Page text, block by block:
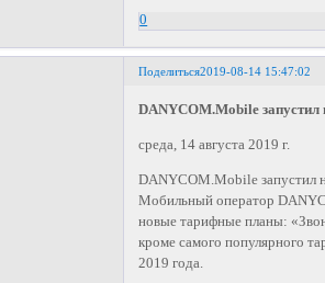
0
Поделиться2019-08-14 15:47:02
DANYCOM.Mobile
среда, 14 августа 2019 г.
DANYCOM.Mobile запустил
Мобильный оператор
новые тарифные планы:
кроме самого популярного
2019 года.